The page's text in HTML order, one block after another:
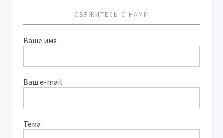
СВЯЖИТЕСЬ С НАМИ
Ваше имя
Ваш e-mail
Тема